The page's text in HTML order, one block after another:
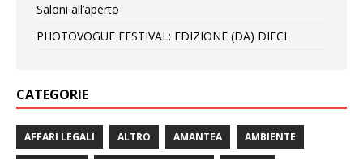
Saloni all’aperto
PHOTOVOGUE FESTIVAL: EDIZIONE (DA) DIECI
CATEGORIE
AFFARI LEGALI ALTRO AMANTEA AMBIENTE